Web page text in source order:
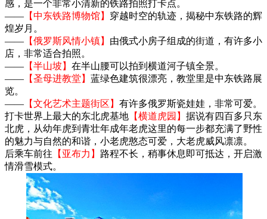
感，是一个非常小清新的铁路拍照打卡点。
—— 【中东铁路博物馆】 穿越时空的轨迹，揭秘中东铁路的辉
煌岁月。
—— 【俄罗斯风情小镇】 由俄式小房子组成的街道，有许多小
店，非常适合拍照。
—— 【半山坡】 在半山腰可以拍到横道河子镇全景。
—— 【圣母进教堂】 蓝绿色建筑很漂亮，教堂里是中东铁路展
览。
—— 【文化艺术主题街区】 有许多俄罗斯瓷娃娃，非常可爱。
打卡世界上最大的东北虎基地 【横道虎园】 据说有四百多只东
北虎，从幼年虎到青壮年成年老虎这里的每一步都充满了野性
的魅力与自然的和谐，小老虎憨态可爱，大老虎威风凛凛。
后乘车前往 【亚布力】 路程不长，稍事休息即可抵达，开启激
情滑雪模式。